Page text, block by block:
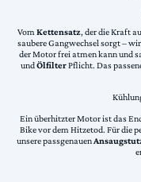
VomKettensatz, der die Kraft
saubere Gangwechsel sorgt –
der Motor frei atmen kann und
undÖlfilterPflicht. Das
Ein überhitzter Motor ist das
Bike vor dem Hitzetod. Für die
unsere passgenauen